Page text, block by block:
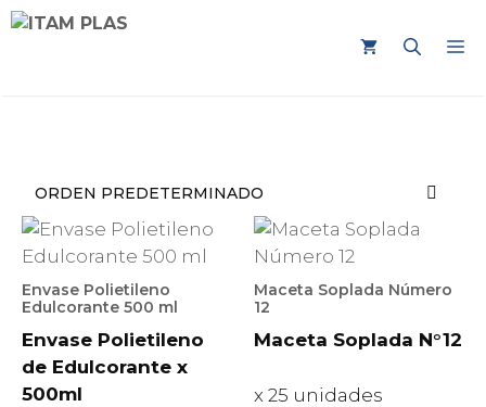
Saltar
Envase Polietileno
Edulcorante 500 ml
Envase Polietileno
de Edulcorante x
500ml
Maceta Soplada Número
12
Maceta Soplada N°12
x 25 unidades